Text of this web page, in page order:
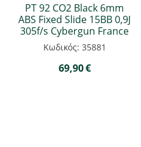
PT 92 CO2 Black 6mm
ABS Fixed Slide 15BB 0,9J
305f/s Cybergun France
Κωδικός: 35881
69,90€